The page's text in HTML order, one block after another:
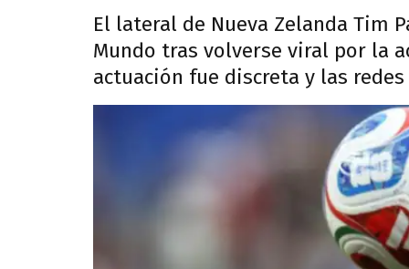
El lateral de Nueva Zelanda Tim
Mundo tras volverse viral por la
actuación fue discreta y las